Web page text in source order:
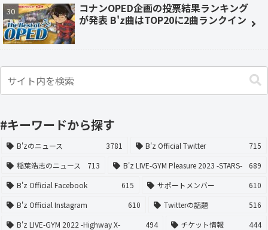
コナンOPED企画の投票結果ランキング
が発表 B'z曲はTOP20に2曲ランクイン
#キーワードから探す
B'zのニュース 3781 B'z Official Twitter
715
稲葉浩志のニュース
713 B'z LIVE-GYM Pleasure 2023 -STARS-
689
B'z Official Facebook
615 サポートメンバー
610
B'z Official Instagram
610 Twitterの話題
516
B'z LIVE-GYM 2022 -Highway X-
494 チケット情報
444